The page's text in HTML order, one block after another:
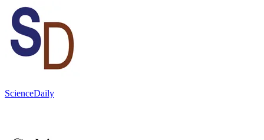
ScienceDaily